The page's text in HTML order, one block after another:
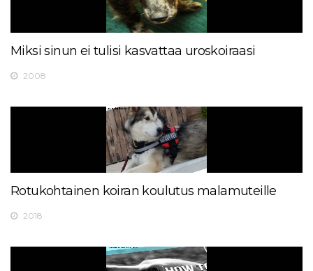
Miksi sinun ei tulisi kasvattaa uroskoiraasi
2008
Rotukohtainen koiran koulutus malamuteille
2018